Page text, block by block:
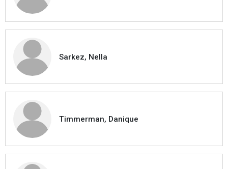
Sarkez, Nella
Timmerman, Danique